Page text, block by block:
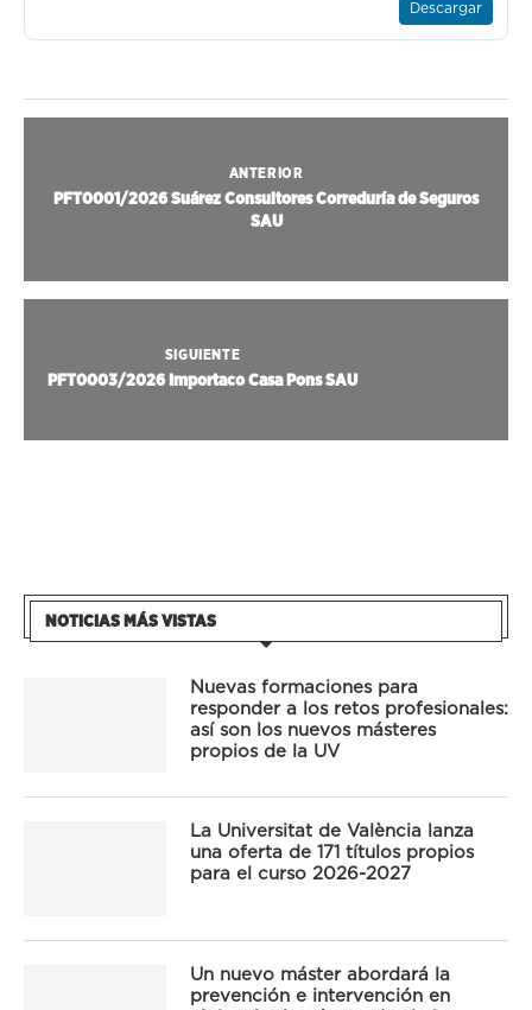
Descargar
ANTERIOR
PFT0001/2026 Suárez Consultores Correduría de Seguros
SAU
SIGUIENTE
PFT0003/2026 Importaco Casa Pons SAU
NOTICIAS MÁS VISTAS
Nuevas formaciones para
responder a los retos profesionales:
así son los nuevos másteres
propios de la UV
La Universitat de València lanza
una oferta de 171 títulos propios
para el curso 2026-2027
Un nuevo máster abordará la
prevención e intervención en